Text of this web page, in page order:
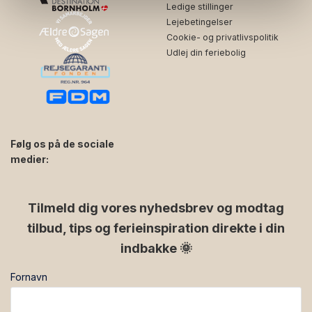
Følg os på de sociale
medier:
Ledige stillinger
Lejebetingelser
Cookie- og privatlivspolitik
Udlej din feriebolig
Tilmeld dig vores nyhedsbrev og modtag
tilbud, tips og ferieinspiration direkte i din
indbakke 🌞
Fornavn